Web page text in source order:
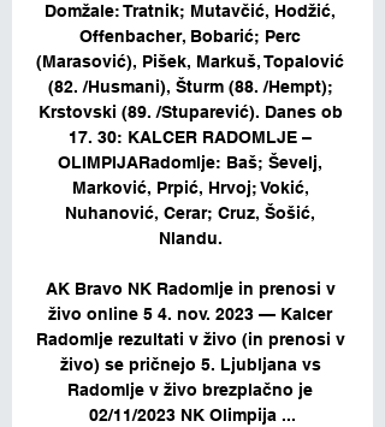
Domžale: Tratnik; Mutavčić, Hodžić,
Offenbacher, Bobarić; Perc
(Marasović), Pišek, Markuš, Topalović
(82. /Husmani), Šturm (88. /Hempt);
Krstovski (89. /Stuparević). Danes ob
17. 30: KALCER RADOMLJE –
OLIMPIJARadomlje: Baš; Ševelj,
Marković, Prpić, Hrvoj; Vokić,
Nuhanović, Cerar; Cruz, Šošić,
Nlandu.
AK Bravo NK Radomlje in prenosi v
živo online 5 4. nov. 2023 — Kalcer
Radomlje rezultati v živo (in prenosi v
živo) se pričnejo 5. Ljubljana vs
Radomlje v živo brezplačno je
02/11/2023 NK Olimpija ...